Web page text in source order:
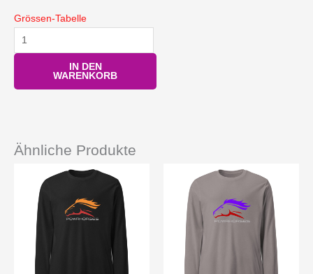
Grössen-Tabelle
IN DEN
WARENKORB
Ähnliche Produkte